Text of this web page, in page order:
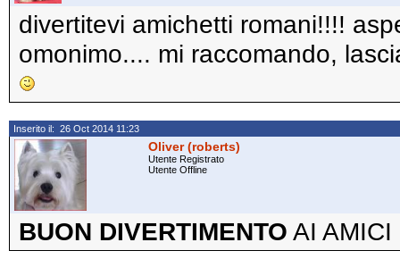
divertitevi amichetti romani!!!!
omonimo.... mi raccomando,
Inserito il: 26 Oct 2014 11:23
Oliver (roberts)
Utente Registrato
Utente Offline
BUON DIVERTIMENTO AI